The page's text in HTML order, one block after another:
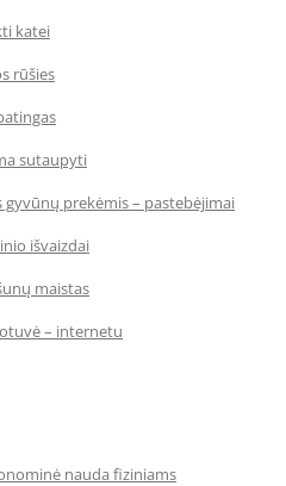
katei
rūšies
sutaupyti
prekėmis – pastebėjimai
išvaizdai
maistas
– internetu
nauda fiziniams